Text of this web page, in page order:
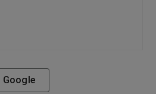
Google